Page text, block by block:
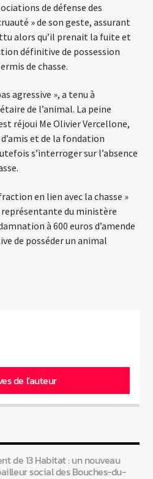
de défense des
» de son geste, assurant
alors qu’il prenait la fuite et
définitive de possession
de chasse.
agressive », a tenu à
de l’animal. La peine
réjoui Me Olivier Vercellone,
et de la fondation
s’interroger sur l’absence
en lien avec la chasse »
du ministère
à 600 euros d’amende
de posséder un animal
de l'auteur
de 13 Habitat : un nouveau
social des Bouches-du-